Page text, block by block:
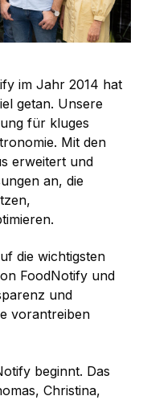
im Jahr 2014 hat
getan. Unsere
für kluges
Mit den
erweitert und
an, die
die wichtigsten
FoodNotify und
und
vorantreiben
beginnt. Das
Christina,